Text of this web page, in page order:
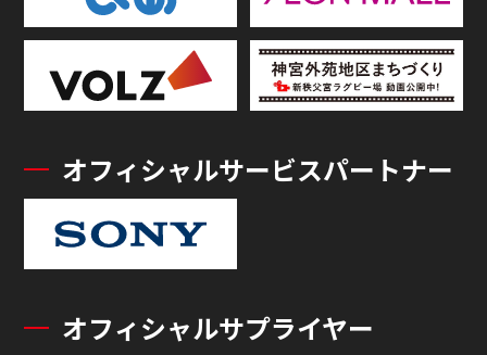
オフィシャルサービスパートナー
オフィシャルサプライヤー